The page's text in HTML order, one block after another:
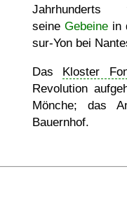
Jahrhunderts
seineGebeine in
sur-Yon bei
Das Kloster
Revolution
Mönche; das
Bauernhof.